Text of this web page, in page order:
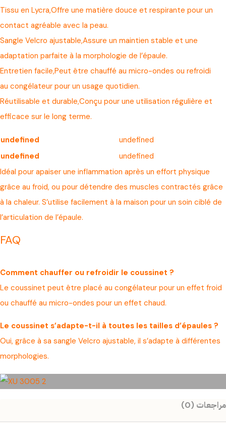
Tissu en Lycra,Offre une matière douce et respirante pour un
contact agréable avec la peau.
Sangle Velcro ajustable,Assure un maintien stable et une
adaptation parfaite à la morphologie de l’épaule.
Entretien facile,Peut être chauffé au micro-ondes ou refroidi
au congélateur pour un usage quotidien.
Réutilisable et durable,Conçu pour une utilisation régulière et
efficace sur le long terme.
undefined
undefined
undefined
undefined
Idéal pour apaiser une inflammation après un effort physique
grâce au froid, ou pour détendre des muscles contractés grâce
à la chaleur. S’utilise facilement à la maison pour un soin ciblé de
l’articulation de l’épaule.
FAQ
Comment chauffer ou refroidir le coussinet ?
Le coussinet peut être placé au congélateur pour un effet froid
ou chauffé au micro-ondes pour un effet chaud.
Le coussinet s’adapte-t-il à toutes les tailles d’épaules ?
Oui, grâce à sa sangle Velcro ajustable, il s’adapte à différentes
morphologies.
مراجعات (0)